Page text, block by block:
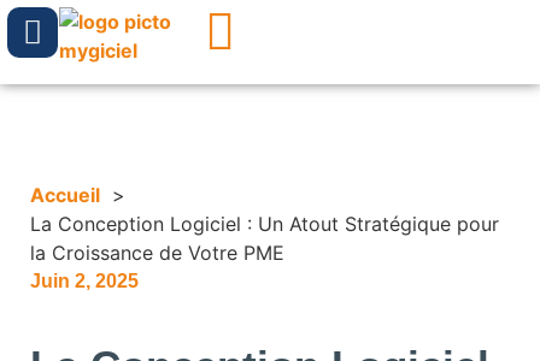
Accueil
La Conception Logiciel : Un Atout Stratégique pour
la Croissance de Votre PME
Juin 2, 2025